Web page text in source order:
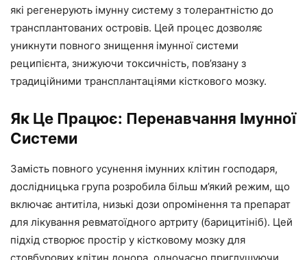
які регенерують імунну систему з толерантністю до
трансплантованих островів. Цей процес дозволяє
уникнути повного знищення імунної системи
реципієнта, знижуючи токсичність, пов’язану з
традиційними трансплантаціями кісткового мозку.
Як Це Працює: Перенавчання Імунної
Системи
Замість повного усунення імунних клітин господаря,
дослідницька група розробила більш м’який режим, що
включає антитіла, низькі дози опромінення та препарат
для лікування ревматоїдного артриту (барицитініб). Цей
підхід створює простір у кістковому мозку для